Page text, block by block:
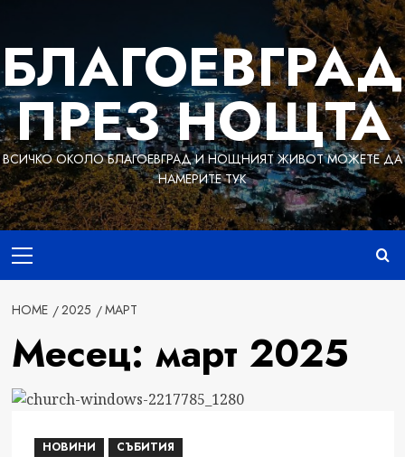
content
БЛАГОЕВГРАД
ПРЕЗ НОЩТА
ВСИЧКО ОКОЛО БЛАГОЕВГРАД И НОЩНИЯТ ЖИВОТ МОЖЕТЕ ДА
НАМЕРИТЕ ТУК
Menu
HOME 2025 МАРТ
Месец: март 2025
НОВИНИ СЪБИТИЯ